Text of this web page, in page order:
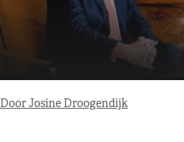
Door Josine Droogendijk